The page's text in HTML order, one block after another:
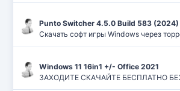
Punto Switcher 4.5.0 Build 583
Скачать софт игры Windows через
Windows 11 16in1 +/- Office 2021
ЗАХОДИТЕ СКАЧАЙТЕ БЕСПЛАТНО БЕЗ